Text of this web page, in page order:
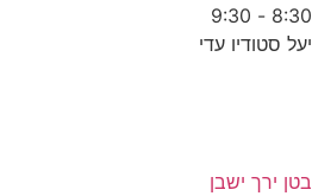
8:30
-
9:30
יעל סטודיו עדי
בטן ירך ישבן